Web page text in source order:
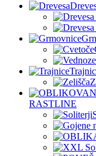
RASTLINE